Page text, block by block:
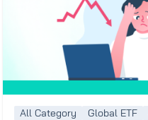
All Category Global ETF